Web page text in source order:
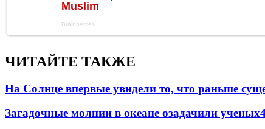
ЧИТАЙТЕ ТАКЖЕ
На Солнце впервые увидели то, что раньше
Загадочные молнии в океане озадачили ученых